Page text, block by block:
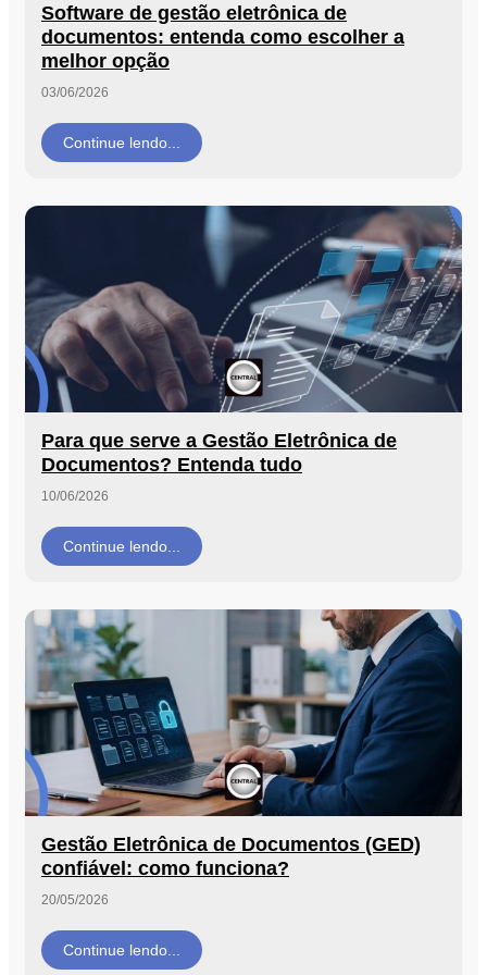
Segurança
da
Informação
da
Central
de
a
Lei
Geral
de
Proteção
de
Dados
Blog
Contato
Trabalhe
Conosco
Software de gestão eletrônica de
documentos: entenda como escolher a
melhor opção
03/06/2026
Continue lendo...
Para que serve a Gestão Eletrônica de
Documentos? Entenda tudo
10/06/2026
Continue lendo...
Gestão Eletrônica de Documentos (GED)
confiável: como funciona?
20/05/2026
Continue lendo...